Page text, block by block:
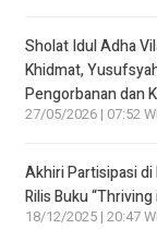
Sholat Idul Adha
Khidmat,
Pengorbanan dan
27/05/2026 | 07:52
Akhiri Partisipasi di
Rilis Buku
18/12/2025 | 20:47